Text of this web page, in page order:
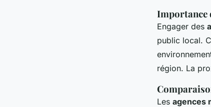
Importance
Engager des
public local.
région. La
Les agences